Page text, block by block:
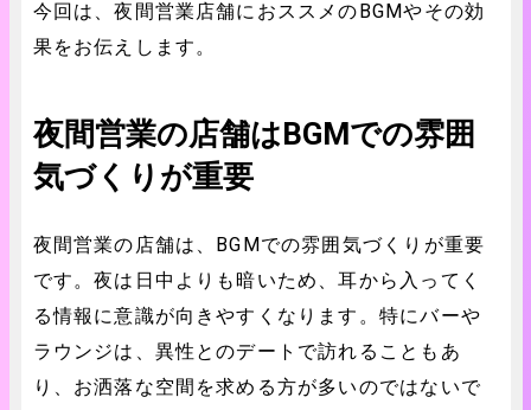
今回は、夜間営業店舗におススメのBGMやその効
果をお伝えします。
夜間営業の店舗はBGMでの雰囲
気づくりが重要
夜間営業の店舗は、BGMでの雰囲気づくりが重要
です。夜は日中よりも暗いため、耳から入ってく
る情報に意識が向きやすくなります。特にバーや
ラウンジは、異性とのデートで訪れることもあ
り、お洒落な空間を求める方が多いのではないで